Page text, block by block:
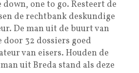
down, one to go. Resteert de
de rechtbank deskundige
De man uit de buurt van
door 32 dossiers goed
van eisers. Houden de
uit Breda stand als deze